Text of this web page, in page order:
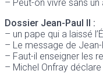
– Peut-on vivre sans
Dossier Jean-Paul II :
– un pape qui a laissé
– Le message de
– Faut-il enseigner les
– Michel Onfray